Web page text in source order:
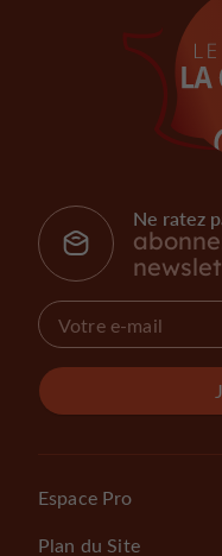
Ne ratez
Espace Pro
Plan du Site